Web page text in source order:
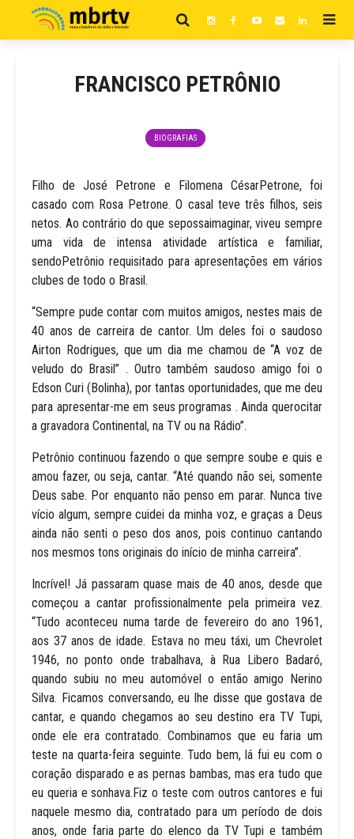
FRANCISCO PETRÔNIO
BIOGRAFIAS
Filho de José Petrone e Filomena CésarPetrone, foi
casado com Rosa Petrone. O casal teve três filhos, seis
netos. Ao contrário do que sepossaimaginar, viveu sempre
uma vida de intensa atividade artística e familiar,
sendoPetrônio requisitado para apresentações em vários
clubes de todo o Brasil.
“Sempre pude contar com muitos amigos, nestes mais de
40 anos de carreira de cantor. Um deles foi o saudoso
Airton Rodrigues, que um dia me chamou de “A voz de
veludo do Brasil” . Outro também saudoso amigo foi o
Edson Curi (Bolinha), por tantas oportunidades, que me deu
para apresentar-me em seus programas . Ainda querocitar
a gravadora Continental, na TV ou na Rádio”.
Petrônio continuou fazendo o que sempre soube e quis e
amou fazer, ou seja, cantar. “Até quando não sei, somente
Deus sabe. Por enquanto não penso em parar. Nunca tive
vício algum, sempre cuidei da minha voz, e graças a Deus
ainda não senti o peso dos anos, pois continuo cantando
nos mesmos tons originais do início de minha carreira”.
Incrível! Já passaram quase mais de 40 anos, desde que
começou a cantar profissionalmente pela primeira vez.
“Tudo aconteceu numa tarde de fevereiro do ano 1961,
aos 37 anos de idade. Estava no meu táxi, um Chevrolet
1946, no ponto onde trabalhava, à Rua Libero Badaró,
quando subiu no meu automóvel o então amigo Nerino
Silva. Ficamos conversando, eu lhe disse que gostava de
cantar, e quando chegamos ao seu destino era TV Tupi,
onde ele era contratado. Combinamos que eu faria um
teste na quarta-feira seguinte. Tudo bem, lá fui eu com o
coração disparado e as pernas bambas, mas era tudo que
eu queria e sonhava.Fiz o teste com outros cantores e fui
naquele mesmo dia, contratado para um período de dois
anos, onde faria parte do elenco da TV Tupi e também